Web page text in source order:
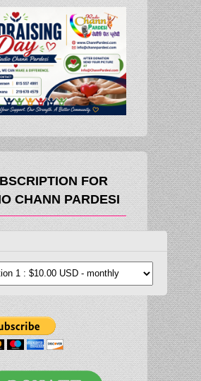
FOR
CHANN PARDESI